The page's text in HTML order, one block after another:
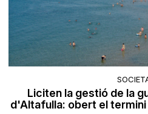
Liciten la gestió de la
d'Altafulla: obert el